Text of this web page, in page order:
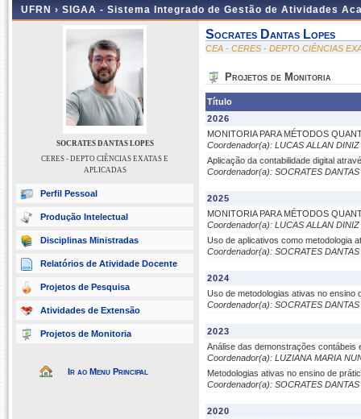
UFRN › SIGAA - Sistema Integrado de Gestão de Atividades
SOCRATES DANTAS LOPES
CERES - DEPTO CIÊNCIAS EXATAS E
APLICADAS
Perfil Pessoal
Produção Intelectual
Disciplinas Ministradas
Relatórios de Atividade Docente
Projetos de Pesquisa
Atividades de Extensão
Projetos de Monitoria
Ir ao Menu Principal
Socrates Dantas Lopes
CEA - CERES - DEPTO CIÊNCIAS
Projetos de Monitoria
Título
2026
MONITORIA PARA MÉTODOS
Coordenador(a): LUCAS ALLAN
Aplicação da contabilidade digital
Coordenador(a): SOCRATES
2025
MONITORIA PARA MÉTODOS
Coordenador(a): LUCAS ALLAN
Uso de aplicativos como metodologia
Coordenador(a): SOCRATES
2024
Uso de metodologias ativas no ensino
Coordenador(a): SOCRATES
2023
Análise das demonstrações contábeis
Coordenador(a): LUZIANA MARIA
Metodologias ativas no ensino de
Coordenador(a): SOCRATES
2020